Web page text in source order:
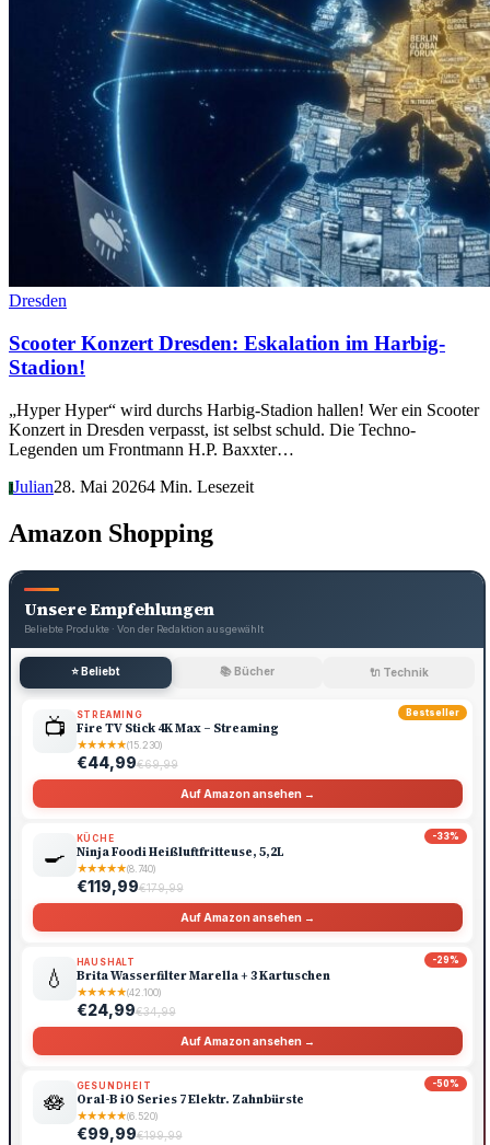
Dresden
Scooter Konzert Dresden: Eskalation im Harbig-
Stadion!
„Hyper Hyper“ wird durchs Harbig-Stadion hallen! Wer ein Scooter
Konzert in Dresden verpasst, ist selbst schuld. Die Techno-
Legenden um Frontmann H.P. Baxxter…
JJulian28. Mai 20264 Min. Lesezeit
Amazon Shopping
Unsere Empfehlungen
Beliebte Produkte · Von der Redaktion ausgewählt
⭐ Beliebt 📚 Bücher 🔌 Technik
Bestseller
📺 STREAMING
Fire TV Stick 4K Max – Streaming
★★★★★(15.230)
€44,99€69,99
Auf Amazon ansehen →
-33%
🍳
KÜCHE
Ninja Foodi Heißluftfritteuse, 5,2L
★★★★★(8.740)
€119,99€179,99
Auf Amazon ansehen →
-29%
💧
HAUSHALT
Brita Wasserfilter Marella + 3 Kartuschen
★★★★★(42.100)
€24,99€34,99
Auf Amazon ansehen →
-50%
🪷
GESUNDHEIT
Oral-B iO Series 7 Elektr. Zahnbürste
★★★★★(6.520)
€99,99€199,99